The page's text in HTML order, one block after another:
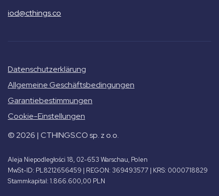
iod@cthings.co
Datenschutzerklärung
Allgemeine Geschäftsbedingungen
Garantiebestimmungen
Cookie-Einstellungen
© 2026 | CTHINGS.CO sp. z o.o.
Aleja Niepodległości 18, 02-653 Warschau, Polen
MwSt-ID: PL8212656459 | REGON: 369493577 | KRS: 0000718829
Stammkapital: 1.866.600,00 PLN